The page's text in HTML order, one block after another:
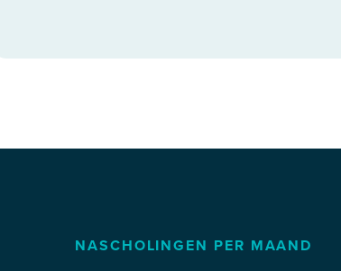
NASCHOLINGEN PER MAAND